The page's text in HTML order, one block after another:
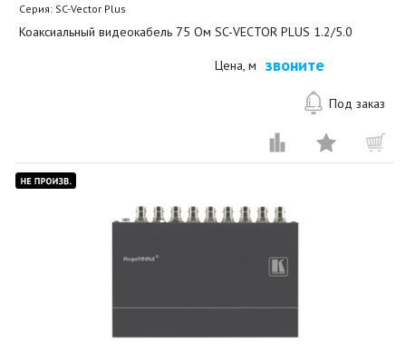
Серия: SC-Vector Plus
Коаксиальный видеокабель 75 Ом SC-VECTOR PLUS 1.2/5.0
Цена, м звоните
Под заказ